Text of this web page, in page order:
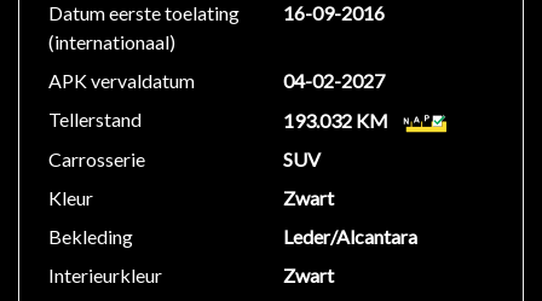
Datum eerste toelating
(internationaal)
16-09-2016
APK vervaldatum
04-02-2027
Tellerstand
193.032 KM
Carrosserie
SUV
Kleur
Zwart
Bekleding
Leder/Alcantara
Interieurkleur
Zwart